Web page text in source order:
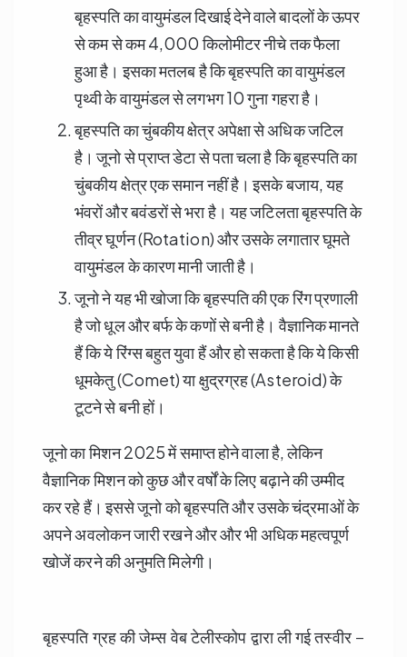
बृहस्पति का वायुमंडल दिखाई देने वाले बादलों के ऊपर
से कम से कम 4,000 किलोमीटर नीचे तक फैला
हुआ है। इसका मतलब है कि बृहस्पति का वायुमंडल
पृथ्वी के वायुमंडल से लगभग 10 गुना गहरा है।
बृहस्पति का चुंबकीय क्षेत्र अपेक्षा से अधिक जटिल
है। जूनो से प्राप्त डेटा से पता चला है कि बृहस्पति का
चुंबकीय क्षेत्र एक समान नहीं है। इसके बजाय, यह
भंवरों और बवंडरों से भरा है। यह जटिलता बृहस्पति के
तीव्र घूर्णन (Rotation) और उसके लगातार घूमते
वायुमंडल के कारण मानी जाती है।
जूनो ने यह भी खोजा कि बृहस्पति की एक रिंग प्रणाली
है जो धूल और बर्फ के कणों से बनी है। वैज्ञानिक मानते
हैं कि ये रिंग्स बहुत युवा हैं और हो सकता है कि ये किसी
धूमकेतु (Comet) या क्षुद्रग्रह (Asteroid) के
टूटने से बनी हों।
जूनो का मिशन 2025 में समाप्त होने वाला है, लेकिन
वैज्ञानिक मिशन को कुछ और वर्षों के लिए बढ़ाने की उम्मीद
कर रहे हैं। इससे जूनो को बृहस्पति और उसके चंद्रमाओं के
अपने अवलोकन जारी रखने और और भी अधिक महत्वपूर्ण
खोजें करने की अनुमति मिलेगी।
बृहस्पति ग्रह की जेम्स वेब टेलीस्कोप द्वारा ली गई तस्वीर –